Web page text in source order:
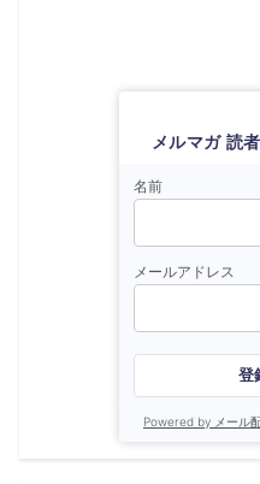
メルマガ 読
名前
メールアドレス
登
Powered by メール